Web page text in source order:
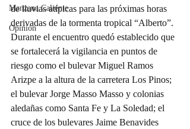
Manzana Caliente
Opinión
de lluvias atípicas para las próximas horas
derivadas de la tormenta tropical “Alberto”.
Durante el encuentro quedó establecido que
se fortalecerá la vigilancia en puntos de
riesgo como el bulevar Miguel Ramos
Arizpe a la altura de la carretera Los Pinos;
el bulevar Jorge Masso Masso y colonias
aledañas como Santa Fe y La Soledad; el
cruce de los bulevares Jaime Benavides